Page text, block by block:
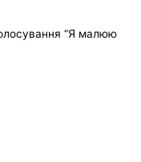
“Я малюю